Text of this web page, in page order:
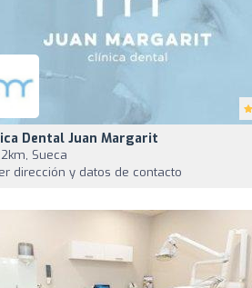
Dental Juan Margarit
Sueca
dirección y datos de contacto